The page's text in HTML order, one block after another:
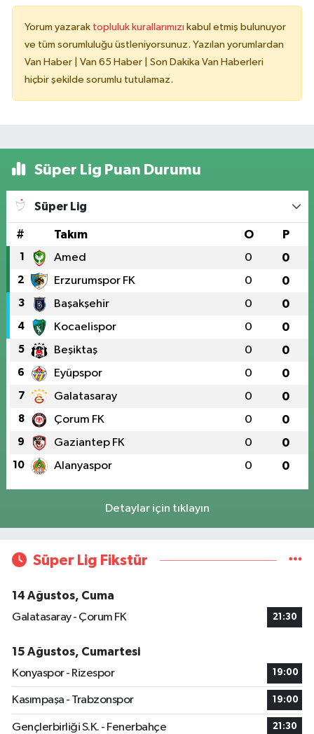
Yorum yazarak topluluk kurallarımızı kabul etmiş bulunuyor
ve tüm sorumluluğu üstleniyorsunuz. Yazılan yorumlardan
Van Haber | Van 65 Haber | Son Dakika Van Haberleri
hiçbir şekilde sorumlu tutulamaz.
Süper Lig Puan Durumu
Süper Lig
# Takım O P
1 Amed 0 0
2 Erzurumspor FK 0 0
3 Başakşehir 0 0
4 Kocaelispor 0 0
5 Beşiktaş 0 0
6 Eyüpspor 0 0
7 Galatasaray 0 0
8 Çorum FK 0 0
9 Gaziantep FK 0 0
10 Alanyaspor 0 0
Detaylar için tıklayın
Süper Lig Fikstür
14 Ağustos, Cuma
Galatasaray - Çorum FK
21:30
15 Ağustos, Cumartesi
Konyaspor - Rizespor
19:00
Kasımpaşa - Trabzonspor 19:00
Gençlerbirliği S.K. - Fenerbahçe 21:30